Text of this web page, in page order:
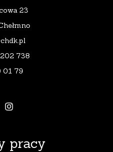
23
738
01 79
pracy